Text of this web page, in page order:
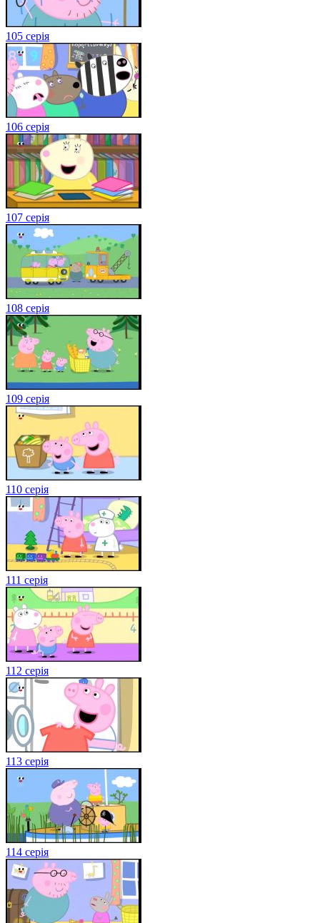
105 серія
106 серія
107 серія
108 серія
109 серія
110 серія
111 серія
112 серія
113 серія
114 серія